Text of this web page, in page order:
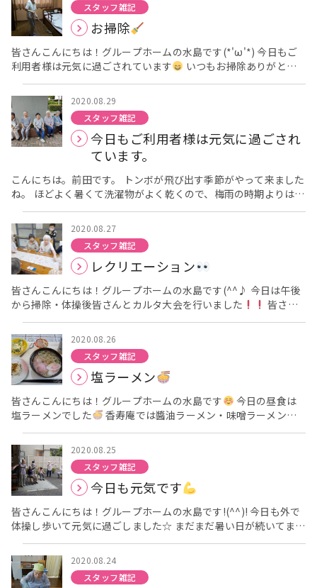
スタッフ雑記
お掃除
皆さんこんにちは！グループホームの水島です(*'ω'*) 今日もご
利用者様は元気に過ごされています
ございます
では今日はここまで(*'ω'*) グループホーム香寿
庵：水島
2020.08.29
スタッフ雑記
今日もご利用者様は元気に過ごされ
ています。
こんにちは。前田です。 トンボが飛び出す季節がやって来ました
ね。 ほどよく暑くて洗濯物がよく乾くので、梅雨の時期よりは過
ごしやすい気がします。 それでは、今日のご利用者様の様子で
す。 [caption id="attachment_2262" align="aligncenter"
width="700"] 少し暑かったけれど、敷地内をお散歩しました。
[/caption] それでは、今日はこの辺りで。 グループホーム香寿
庵 前田
2020.08.27
スタッフ雑記
レクリエーション
皆さんこんにちは！グループホームの水島です(^^♪ 今日は午後
から掃除・体操後皆さんとカルタ大会を行いました
皆さん
真剣に取り組まれていましたよ
立ってされる方もいらっしゃ
いました!(^^)!笑いもあったカルタ大会でした！！ では今日はこ
こまで(^^♪ グループホーム香寿庵：水島
2020.08.26
スタッフ雑記
塩ラーメン
皆さんこんにちは！グループホームの水島です
塩ラーメンでした
塩ラーメンと昼食に出てきます！ 皆さん美味しく召し上がられて
ました(^^♪ では今日はここまで
2020.08.25
スタッフ雑記
今日も元気です
皆さんこんにちは！グループホームの水島です!(^^)! 今日も外で
体操し歩いて元気に過ごしました☆ まだまだ暑い日が続いてます
が無理のない程度で行っています
では今日はここまで!(^^)! グ
ループホーム香寿庵：水島
2020.08.24
スタッフ雑記